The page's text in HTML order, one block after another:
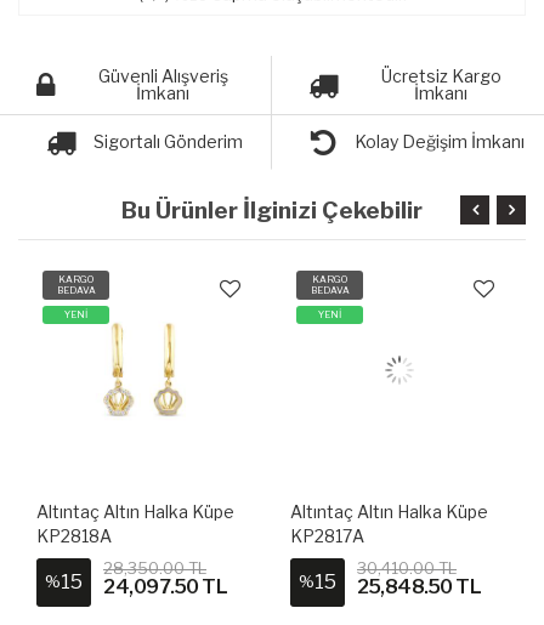
Güvenli Alışveriş
İmkanı
Ücretsiz Kargo
İmkanı
Sigortalı Gönderim Kolay Değişim İmkanı
Bu Ürünler İlginizi Çekebilir
KARGO
BEDAVA
YENİ
Altıntaç Altın Halka Küpe
KP2818A
%15
28,350.00 TL
24,097.50 TL
KARGO
BEDAVA
YENİ
Altıntaç Altın Halka Küpe
KP2817A
%15
30,410.00 TL
25,848.50 TL